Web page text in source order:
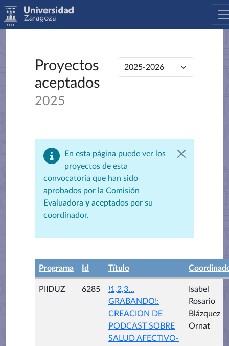
Proyectos
aceptados
2025
En esta página puede ver los
proyectos de esta
convocatoria que han sido
aprobados por la Comisión
Evaluadora yaceptados por su
coordinador.
Programa Id Título
PIIDUZ 6285
!1,2,3…
GRABANDO!:
CREACION DE
PODCAST SOBRE
SALUD AFECTIVO-
Isabel
Rosario
Blázquez
Ornat